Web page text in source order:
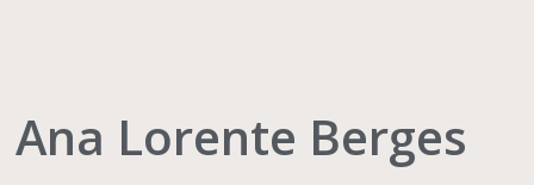
Ana Lorente Berges